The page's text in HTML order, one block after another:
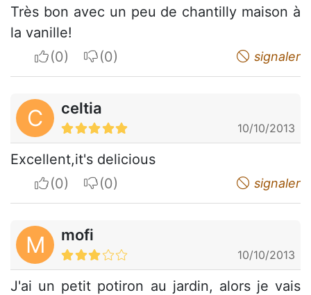
Très bon avec un peu de chantilly maison à
la vanille!
I apreciateI do not appreciate signaler
C celtia
10/10/2013
Excellent,it's delicious
I apreciateI do not appreciate signaler
M mofi
10/10/2013
J'ai un petit potiron au jardin, alors je vais